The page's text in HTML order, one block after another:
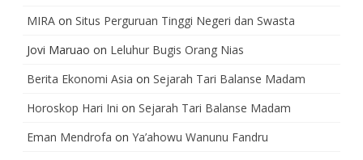
MIRA on Situs Perguruan Tinggi Negeri dan Swasta
Jovi Maruao on Leluhur Bugis Orang Nias
Berita Ekonomi Asia on Sejarah Tari Balanse Madam
Horoskop Hari Ini on Sejarah Tari Balanse Madam
Eman Mendrofa on Ya’ahowu Wanunu Fandru